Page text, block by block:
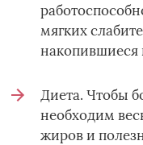
мягких
накопившиеся
Диета. Чтобы
необходим
жиров и